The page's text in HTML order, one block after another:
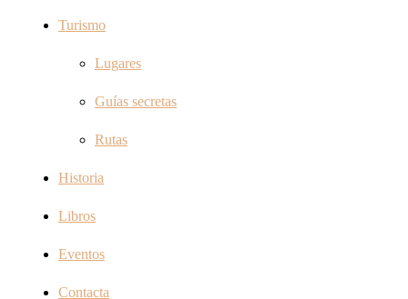
Turismo
Lugares
Guías secretas
Rutas
Historia
Libros
Eventos
Contacta